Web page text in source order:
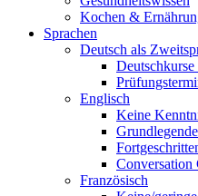
Kochen &
Sprachen
Deutsch als
Englisch
Keine
Conversation
Französisch